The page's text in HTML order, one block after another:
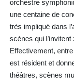
orchestre
une centaine de
très impliqué dans
scènes qui
Effectivement,
est résident et
théâtres, scènes